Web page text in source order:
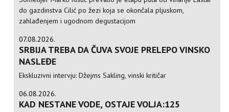
do gazdinstva Cilić po žezi koja se okončala pljuskom,
zahlađenjem i ugodnom degustacijom
07.08.2026.
SRBIJA TREBA DA ČUVA SVOJE PRELEPO VINSKO
NASLEĐE
Ekskluzivni intervju: Džejms Sakling, vinski kritičar
06.08.2026.
KAD NESTANE VODE, OSTAJE VOLJA:125